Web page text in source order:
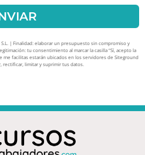
| Finalidad: elaborar un presupuesto sin compromiso y
tu consentimiento al marcar la casilla “Sí, acepto la
facilitas estarán ubicados en los servidores de Siteground
limitar y suprimir tus datos.